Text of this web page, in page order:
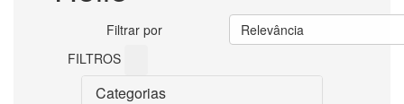
Filtrar por
Relevância
FILTROS
Categorias